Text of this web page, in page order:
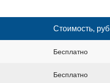
Стоимость, руб
Бесплатно
Бесплатно